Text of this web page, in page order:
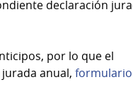
declaración
por lo que el
anual, formulario